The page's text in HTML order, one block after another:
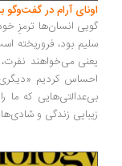
آرام در گفت‌وگو با
انسان‌ها ترمزِ خود را
بود، فروریخته است. در
می‌خواهند نفرت،
کردیم «دیگری»
که ما را
زندگی و شادی‌هایش...